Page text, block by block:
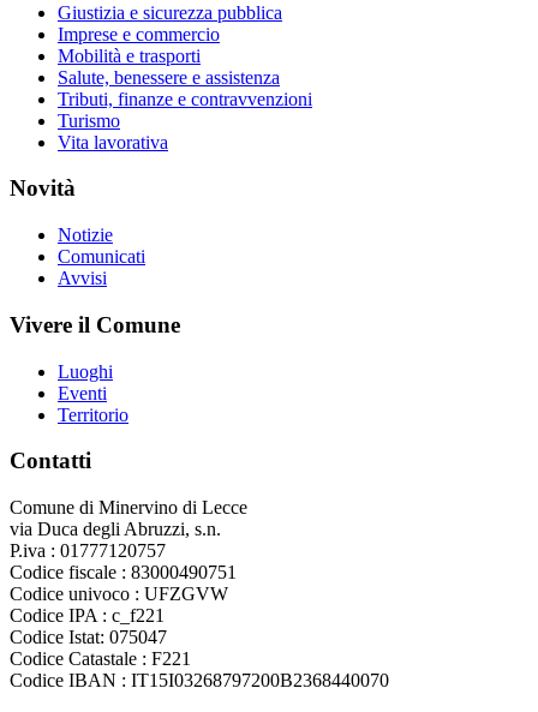
Giustizia e sicurezza pubblica
Imprese e commercio
Mobilità e trasporti
Salute, benessere e assistenza
Tributi, finanze e contravvenzioni
Turismo
Vita lavorativa
Novità
Notizie
Comunicati
Avvisi
Vivere il Comune
Luoghi
Eventi
Territorio
Contatti
Comune di Minervino di Lecce
via Duca degli Abruzzi, s.n.
P.iva : 01777120757
Codice fiscale : 83000490751
Codice univoco : UFZGVW
Codice IPA : c_f221
Codice Istat: 075047
Codice Catastale : F221
Codice IBAN : IT15I03268797200B2368440070